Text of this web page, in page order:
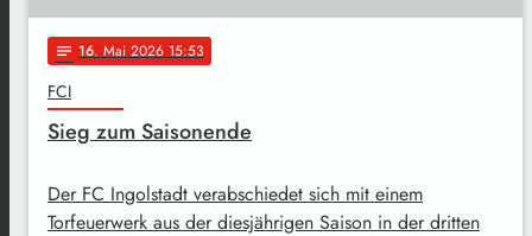
notes 16. Mai 2026 15:53
FCI
Sieg zum Saisonende
Der FC Ingolstadt verabschiedet sich mit einem
Torfeuerwerk aus der diesjährigen Saison in der dritten